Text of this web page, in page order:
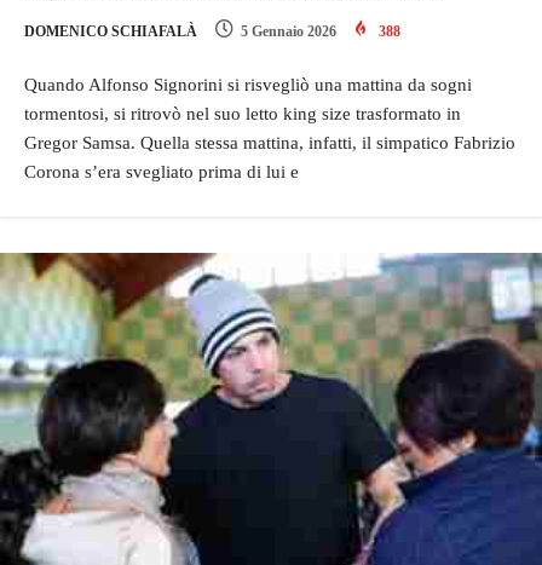
DOMENICO SCHIAFALÀ 5 Gennaio 2026 388
Quando Alfonso Signorini si risvegliò una mattina da sogni
tormentosi, si ritrovò nel suo letto king size trasformato in
Gregor Samsa. Quella stessa mattina, infatti, il simpatico Fabrizio
Corona s’era svegliato prima di lui e